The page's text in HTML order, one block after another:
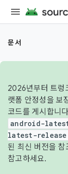
문서
2026년부터 트렁
랫폼 안정성을 보
코드를 게시합니
android-
latest-release
된 최신 버전을
참고하세요.